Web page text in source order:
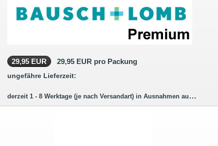
29,95 EUR 29,95 EUR pro Packung
ungefähre Lieferzeit:
derzeit 1 - 8 Werktage (je nach Versandart) in Ausnahmen auch länger.